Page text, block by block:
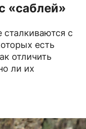
«саблей»
с
есть
отличить
ли их